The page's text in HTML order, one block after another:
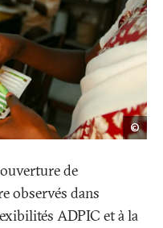
©Atul
de
observés dans
ADPIC et à la